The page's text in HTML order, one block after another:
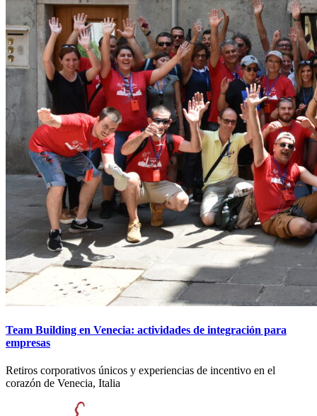
Team Building en Venecia: actividades de integración para
empresas
Retiros corporativos únicos y experiencias de incentivo en el
corazón de Venecia, Italia